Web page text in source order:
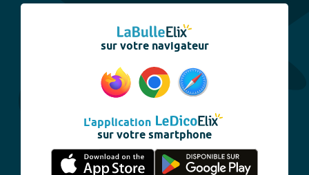
sur votre navigateur
L'application
sur votre smartphone